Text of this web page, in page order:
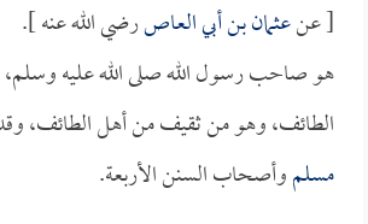
[ عنعثمان بن أبي العاصرضي الله عنه ].
هو صاحب رسول الله صلى الله عليه وسلم،
الطائف، وهو من ثقيف من أهل الطائف،
مسلموأصحاب السنن الأربعة.